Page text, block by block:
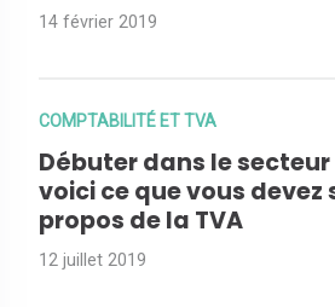
14 février 2019
COMPTABILITÉ ET TVA
Débuter dans le secteur
voici ce que vous devez
propos de la TVA
12 juillet 2019